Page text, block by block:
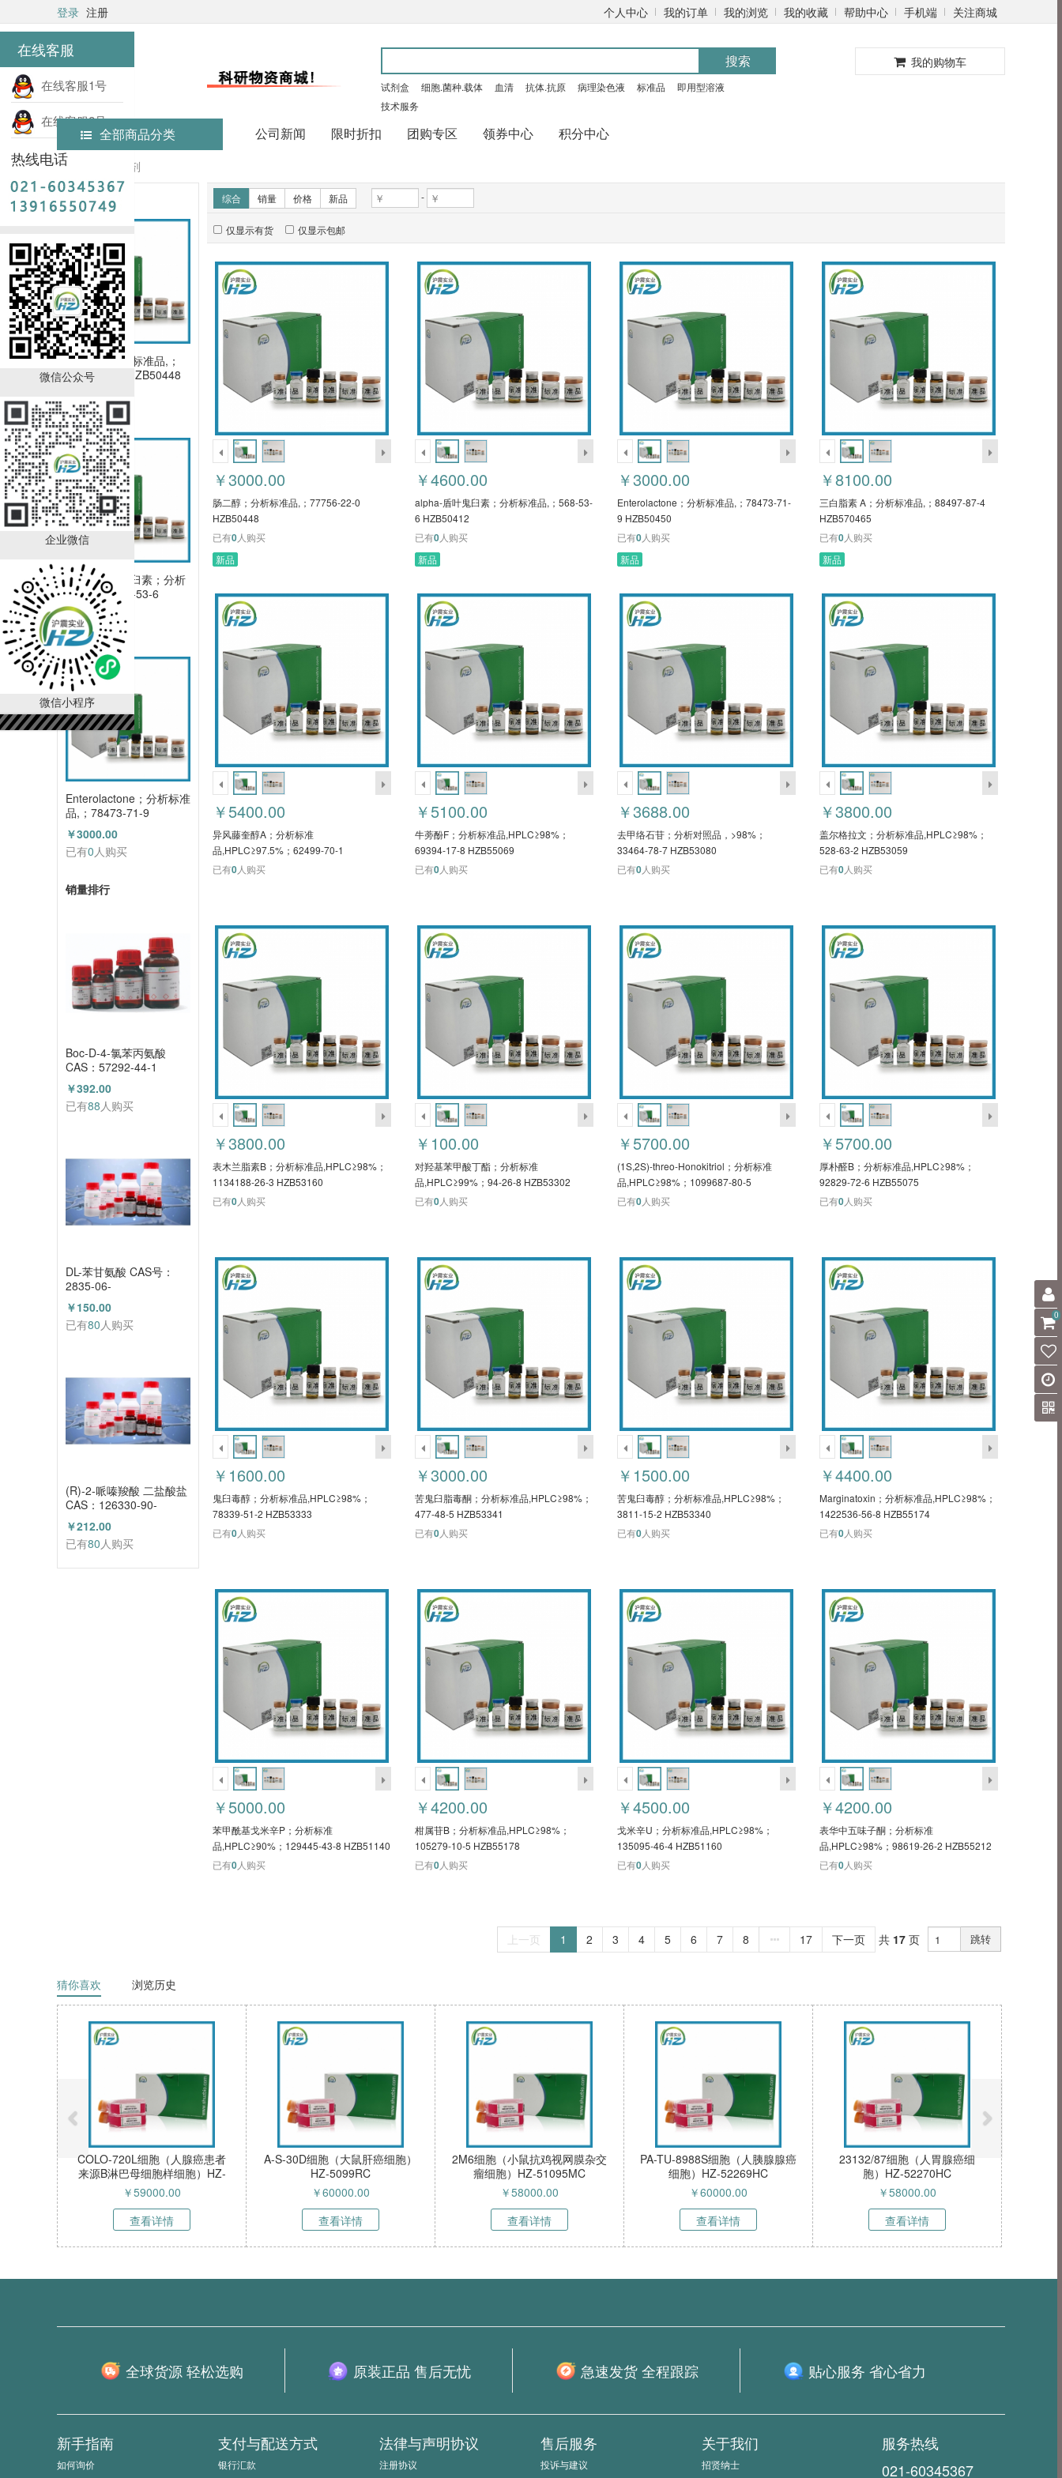
在线客服
在线客服1号
在线客服2号
热线电话
微信公众号
企业微信
微信小程序
登录 注册 个人中心 我的订单 我的浏览 我的收藏 帮助中心 手机端 关注商城
搜索
试剂盒 细胞.菌种.载体 血清 抗体.抗原 病理染色液 标准品
即用型溶液
技术服务
我的购物车
全部商品分类 公司新闻 限时折扣 团购专区 领券中心 积分中心
首页
实验试剂
新品推荐
肠二醇；分析标准品,；
77756-22-0 HZB50448
已有0人购买
alpha-盾叶鬼臼素；分析
标准品,；568-53-6
HZB50412
￥4600.00
已有0 人购买
Enterolactone；分析标准
品,；78473-71-9
HZB50450
￥3000.00
已有0人购买
销量排行
Boc-D-4-氯苯丙氨酸
CAS：57292-44-1
（HZ52015591）
￥392.00
已有88人购买
DL-苯甘氨酸 CAS号：
2835-06-
5（HZ52000788）
￥150.00
已有80人购买
(R)-2-哌嗪羧酸 二盐酸盐
CAS：126330-90-
3（HZ52003684）
￥212.00
已有80人购买
综合 销量 价格 新品 -
仅显示有货 仅显示包邮
￥3000.00
肠二醇；分析标准品,；77756-22-0
HZB50448
已有0人购买
新品
￥4600.00
alpha-盾叶鬼臼素；分析标准品,；568-53-
6 HZB50412
已有0人购买
新品
￥3000.00
Enterolactone；分析标准品,；78473-71-
9 HZB50450
已有0人购买
新品
￥8100.00
三白脂素 A；分析标准品,；88497-87-4
HZB570465
已有0人购买
新品
￥5400.00
异风藤奎醇A；分析标准
品,HPLC≥97.5%；62499-70-1
HZB51836
已有0人购买
￥5100.00
牛蒡酚F；分析标准品,HPLC≥98%；
69394-17-8 HZB55069
已有0人购买
￥3688.00
去甲络石苷；分析对照品，>98%；
33464-78-7 HZB53080
已有0人购买
￥3800.00
盖尔格拉文；分析标准品,HPLC≥98%；
528-63-2 HZB53059
已有0人购买
￥3800.00
表木兰脂素B；分析标准品,HPLC≥98%；
1134188-26-3 HZB53160
已有0人购买
￥100.00
对羟基苯甲酸丁酯；分析标准
品,HPLC≥99%；94-26-8 HZB53302
已有0人购买
￥5700.00
(1S,2S)-threo-Honokitriol；分析标准
品,HPLC≥98%；1099687-80-5
HZB55076
已有0人购买
￥5700.00
厚朴醛B；分析标准品,HPLC≥98%；
92829-72-6 HZB55075
已有0人购买
￥1600.00
鬼臼毒醇；分析标准品,HPLC≥98%；
78339-51-2 HZB53333
已有0人购买
￥3000.00
苦鬼臼脂毒酮；分析标准品,HPLC≥98%；
477-48-5 HZB53341
已有0人购买
￥1500.00
苦鬼臼毒醇；分析标准品,HPLC≥98%；
3811-15-2 HZB53340
已有0人购买
￥4400.00
Marginatoxin；分析标准品,HPLC≥98%；
1422536-56-8 HZB55174
已有0人购买
￥5000.00
苯甲酰基戈米辛P；分析标准
品,HPLC≥90%；129445-43-8 HZB51140
已有0人购买
￥4200.00
柑属苷B；分析标准品,HPLC≥98%；
105279-10-5 HZB55178
已有0人购买
￥4500.00
戈米辛U；分析标准品,HPLC≥98%；
135095-46-4 HZB51160
已有0人购买
￥4200.00
表华中五味子酮；分析标准
品,HPLC≥98%；98619-26-2 HZB55212
已有0人购买
上一页 1 2 3 4 5 6 7 8 17 下一页 共 17 页 跳转
猜你喜欢 浏览历史
抗鸡视网膜杂交
51095MC
PA-TU-8988S细胞（人胰腺腺癌
细胞）HZ-52269HC
￥
23132/87细胞（人胃腺癌细
胞）HZ-52270HC
￥
3T6细胞（人胃腺癌细胞）HZ-
51096MC
￥
COLO-704细胞（人卵巢腺癌细
胞）HZ-52271HC
￥
L-428细胞（人霍奇金淋巴瘤细
胞）HZ-52272HC
￥
全球货源 轻松选购 原装正品 售后无忧 急速发货 全程跟踪 贴心服务 省心省力
新手指南
如何询价
支付与配送方式
银行汇款
法律与声明协议
注册协议
售后服务
投诉与建议
关于我们
招贤纳士
服务热线
021-60345367
0